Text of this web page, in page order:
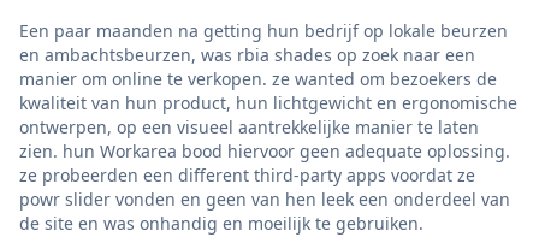
Een paar maanden na getting hun bedrijf op lokale beurzen
en ambachtsbeurzen, was rbia shades op zoek naar een
manier om online te verkopen. ze wanted om bezoekers de
kwaliteit van hun product, hun lichtgewicht en ergonomische
ontwerpen, op een visueel aantrekkelijke manier te laten
zien. hun Workarea bood hiervoor geen adequate oplossing.
ze probeerden een different third-party apps voordat ze
powr slider vonden en geen van hen leek een onderdeel van
de site en was onhandig en moeilijk te gebruiken.